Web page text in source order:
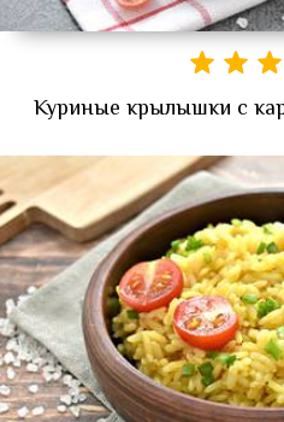
Куриные крылышки с